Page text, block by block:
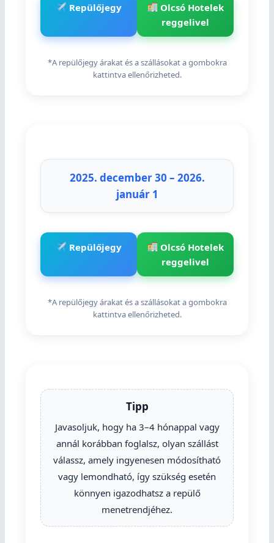
Repülőjegy
Olcsó Hotelek
reggelivel
*A repülőjegy árakat és a szállásokat a gombokra
kattintva ellenőrizheted.
2025. december 30 – 2026.
január 1
Repülőjegy
Olcsó Hotelek
reggelivel
*A repülőjegy árakat és a szállásokat a gombokra
kattintva ellenőrizheted.
Tipp
Javasoljuk, hogy ha 3–4 hónappal vagy
annál korábban foglalsz, olyan szállást
válassz, amely ingyenesen módosítható
vagy lemondható, így szükség esetén
könnyen igazodhatsz a repülő
menetrendjéhez.